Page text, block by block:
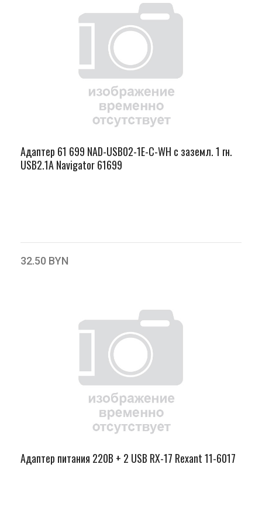
Адаптер 61 699 NAD-USB02-1E-C-WH с заземл. 1 гн.
USB2.1A Navigator 61699
32.50 BYN
Адаптер питания 220В + 2 USB RX-17 Rexant 11-6017